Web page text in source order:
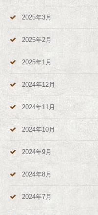
2025年3月
2025年2月
2025年1月
2024年12月
2024年11月
2024年10月
2024年9月
2024年8月
2024年7月